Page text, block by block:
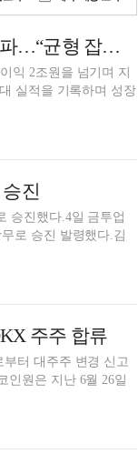
김성환號 한국투자증권, 상반기 영업익 2조원 돌파…“균형 잡힌 수익구조 주효” [금융사 2026 상반기 실적]
익 2조원을 넘기며 지
실적을 기록하며 성장
진
승진했다.4일 금투업
주주 합류
터 대주주 변경 신고
인원은 지난 6월 26일